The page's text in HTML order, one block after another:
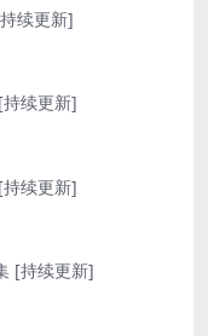
续更新]
持续更新]
持续更新]
[持续更新]